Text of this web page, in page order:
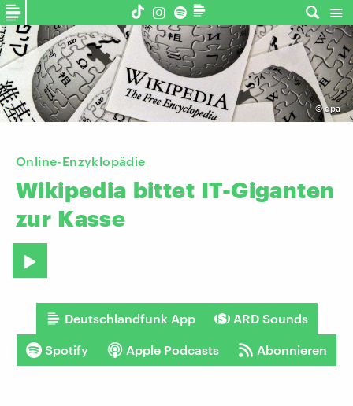
©dpa
Online-Enzyklopädie
Wikipedia bittet IT-Giganten
zur Kasse
Deutschlandfunk App ARD Sounds
Spotify Apple Podcasts Abonnieren